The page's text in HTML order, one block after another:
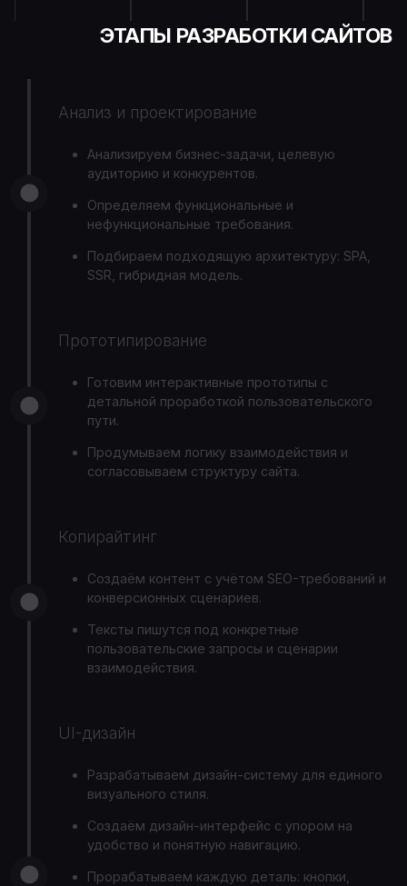
ЭТАПЫ РАЗРАБОТКИ САЙТОВ
Анализ и проектирование
Анализируем бизнес-задачи, целевую
аудиторию и конкурентов.
Определяем функциональные и
нефункциональные требования.
Подбираем подходящую архитектуру: SPA,
SSR, гибридная модель.
Прототипирование
Готовим интерактивные прототипы с
детальной проработкой пользовательского
пути.
Продумываем логику взаимодействия и
согласовываем структуру сайта.
Копирайтинг
Создаём контент с учётом SEO-требований и
конверсионных сценариев.
Тексты пишутся под конкретные
пользовательские запросы и сценарии
взаимодействия.
UI-дизайн
Разрабатываем дизайн-систему для единого
визуального стиля.
Создаём дизайн-интерфейс с упором на
удобство и понятную навигацию.
Прорабатываем каждую деталь: кнопки,